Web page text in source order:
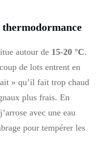
autour de 15-20 °C.
de lots entrent en
» qu’il fait trop chaud
plus frais. En
avec une eau
pour tempérer les